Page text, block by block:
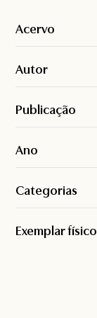
Acervo
Autor
Publicação
Ano
Categorias
Exemplar físico